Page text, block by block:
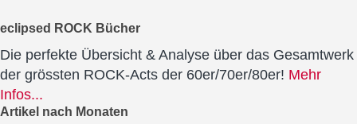
eclipsed ROCK Bücher
Die perfekte Übersicht & Analyse über das Gesamtwerk
der grössten ROCK-Acts der 60er/70er/80er! Mehr
Infos...
Artikel nach Monaten